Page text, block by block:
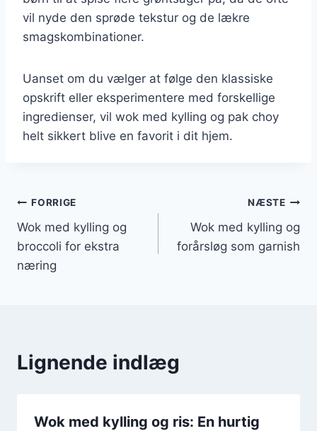
vil nyde den sprøde tekstur og de lækre
smagskombinationer.
Uanset om du vælger at følge den klassiske
opskrift eller eksperimentere med forskellige
ingredienser, vil wok med kylling og pak choy
helt sikkert blive en favorit i dit hjem.
Indlægsnavigation
FORRIGE
Wok med kylling og
broccoli for ekstra
næring
NÆSTE
Wok med kylling og
forårsløg som garnish
Lignende indlæg
Wok med kylling og ris: En hurtig